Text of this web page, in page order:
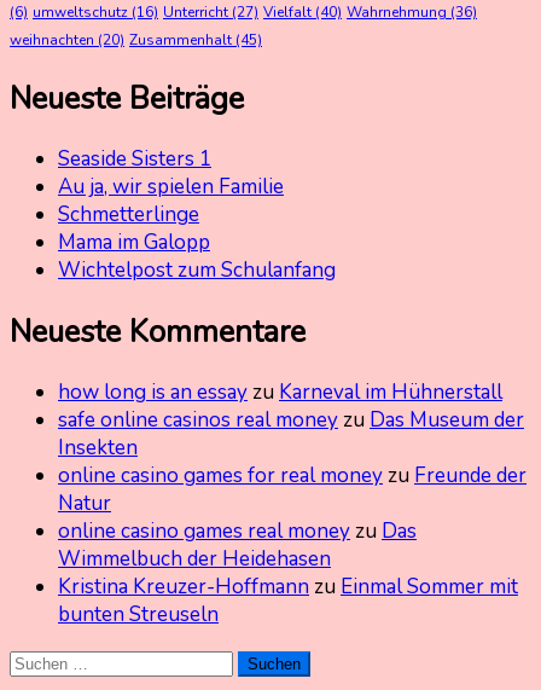
(6) umweltschutz (16) Unterricht (27) Vielfalt (40) Wahrnehmung (36)
weihnachten (20) Zusammenhalt (45)
Neueste Beiträge
Seaside Sisters 1
Au ja, wir spielen Familie
Schmetterlinge
Mama im Galopp
Wichtelpost zum Schulanfang
Neueste Kommentare
how long is an essayzu Karneval im Hühnerstall
safe online casinos real moneyzu Das Museum der
Insekten
online casino games for real moneyzu Freunde der
Natur
online casino games real moneyzu Das
Wimmelbuch der Heidehasen
Kristina Kreuzer-Hoffmannzu Einmal Sommer mit
bunten Streuseln
Suchen